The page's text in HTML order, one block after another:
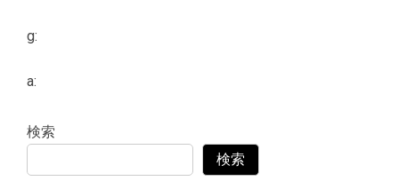
g:
a:
検索
検索